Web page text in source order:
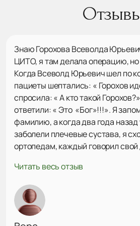
Знаю Горохова Всеволда
ЦИТО, я там делала операцию, но
Когда Всеволд Юрьевич шел по
пациеты шептались: « Горохов
спросила: « А кто такой
ответили: « Это «Бог»!!!». Я
фамилию, а когда два года назад
заболели плечевые сустава, я
ортопедам, каждый говорил свой
Через сайт «Продокторов» нашла
консультации. Он посмотрел мои
сказал точный диагноз, наметили
действий. Решили попробывать
озоном. Подколы делает
Читать весь отзыв